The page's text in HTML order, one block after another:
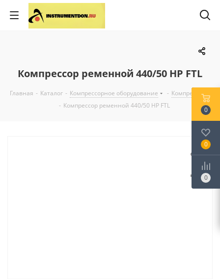
Компрессор ременной 440/50 HP FTL
Главная - Каталог - Компрессорное оборудование - Компрессоры
- Компрессор ременной 440/50 HP FTL
0
0
0